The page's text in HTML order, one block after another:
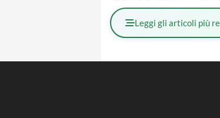
Leggi gli articoli più